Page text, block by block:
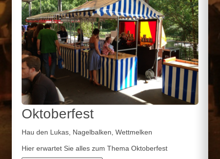
Oktoberfest
Hau den Lukas, Nagelbalken, Wettmelken
Hier erwartet Sie alles zum Thema Oktoberfest